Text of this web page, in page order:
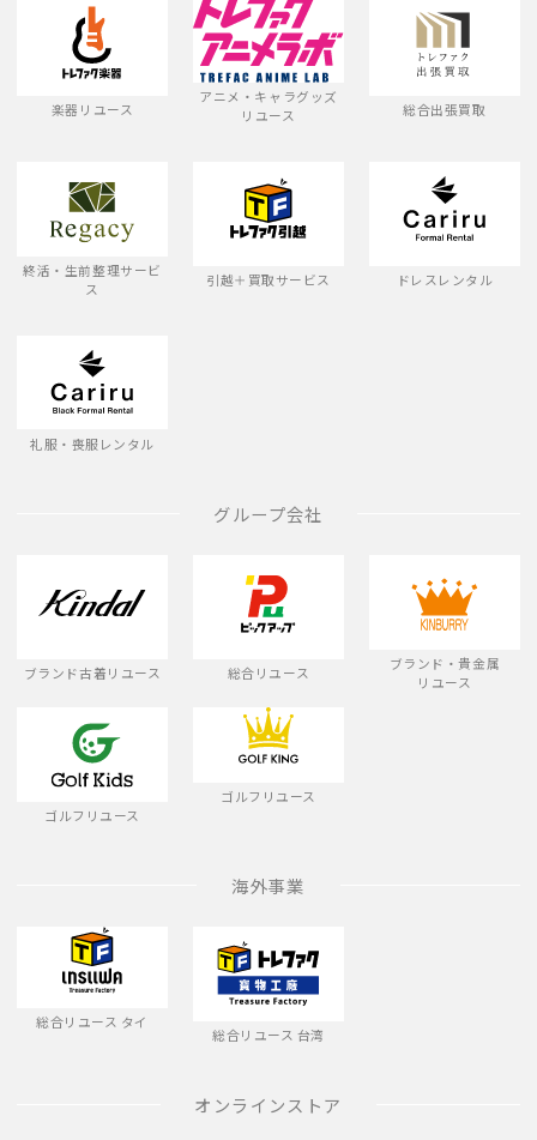
楽器リユース
アニメ・キャラグッズ
リユース
総合出張買取
終活・生前整理サービ
ス
引越＋買取サービス ドレスレンタル
礼服・喪服レンタル
グループ会社
ブランド古着リユース 総合リユース
ブランド・貴金属
リユース
ゴルフリユース
ゴルフリユース
海外事業
総合リユース タイ
総合リユース 台湾
オンラインストア